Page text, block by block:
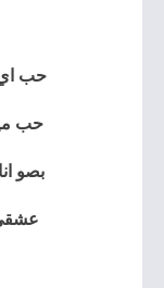
حب اي
حب
بصو
عشقي